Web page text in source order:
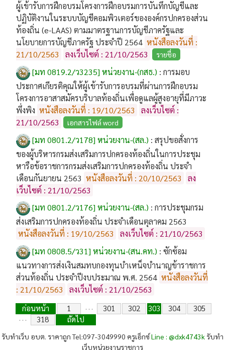
ผู้เข้ารับการฝึกอบรมโครงการฝึกอบรมการบันทึกบัญชีและ
ปฏิบัติงานในระบบบัญชีคอมพิวเตอร์ขององค์กรปกครองส่วน
ท้องถิ่น (e-LAAS) ตามมาตรฐานการบัญชีภาครัฐและ
นโยบายการบัญชีภาครัฐ ประจำปี 2564 หนังสือลงวันที่ :
21/10/2563
ลงเว็บไซต์ : 21/10/2563 รายชื่อ
[มท 0819.2/ว3235] หน่วยงาน-(กสธ.) : การมอบ
ประกาศเกียรติคุณให้ผู้เข้ารับการอบรมที่ผ่านการฝึกอบรม
โครงการอาสาสมัครบริบาลท้องถิ่นเพื่อดูแลผู้สูงอายุที่มีภาวะ
พึ่งพิง หนังสือลงวันที่ : 19/10/2563
ลงเว็บไซต์ :
21/10/2563
เอกสารไฟล์ word
[มท 0801.2/ว178] หน่วยงาน-(สล.) : สรุปขอสั่งการ
ของผู้บริหารกรมส่งเสริมการปกครองท้องถิ่นในการประชุม
หารือข้อราชการกรมส่งเสริมการปกครองท้องถิ่น ประจำ
เดือนกันยายน 2563 หนังสือลงวันที่ : 20/10/2563
ลง
เว็บไซต์ : 21/10/2563
[มท 0801.2/ว176] หน่วยงาน-(สล.) : การประชุมกรม
ส่งเสริมการปกครองท้องถิ่น ประจำเดือนตุลาคม 2563
หนังสือลงวันที่ : 19/10/2563
ลงเว็บไซต์ : 21/10/2563
[มท 0808.5/ว31] หน่วยงาน-(สน.คท.) : ซักซ้อม
แนวทางการส่งเงินสมทบกองทุนบำเหน็จบำนาญข้าราชการ
ส่วนท้องถิ่น ประจำปีงบประมาณ พ.ศ. 2564 หนังสือลงวันที่
: 21/10/2563
ลงเว็บไซต์ : 21/10/2563
ก่อนหน้า 1 . . . 301 302 303 304 305
. . . 318 ถัดไป
รับทำเว็บ อบต. ราคาถูก Tel:097-3049990 ครูเอ็กซ์Line : @dxk4743k รับทำ
เว็บหน่วยงานราชการ